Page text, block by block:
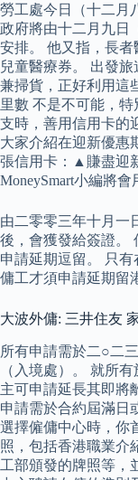
勞工處今日（十二月
政府將由十二月九日
安排。 他又指，長
兒童醫療券。 出發
兼掃貨，正好利用這
里數 不是不可能，
支時，善用信用卡的
大家介紹在迎新優惠
張信用卡：▲賺盡迎
MoneySmart小編將
由二零零三年十月一
後，會獲發給簽證。
申請延期逗留。 只有
傭工才須申請延期留
大波外傭: 三井住友
所有申請需於二○二
（入境處）。 就所
主可申請延長其即將
申請需於合約屆滿日
選擇僱傭中心時，你
照，包括香港職業介
工部頒發的牌照等，